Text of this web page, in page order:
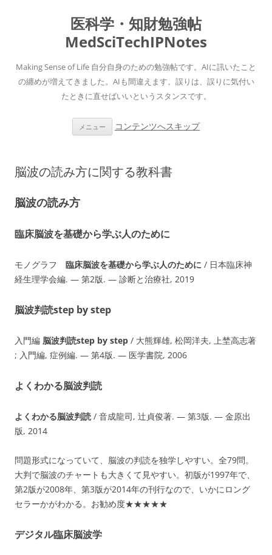
医科学・知財勉強帖
MedSciTechIPNotes
Making Sense of Life 自分自身のための勉強帖です。AIに訊いたこと
の纏めが増えてきました。AIも間違えます。誤りは、誤りに気付い
たときに直せばいいというスタンスです。
メニュー コンテンツへスキップ
脳波の読み方に関する教科書
脳波の読み方
臨床脳波を基礎から学ぶ人のために
モノグラフ 臨床脳波を基礎から学ぶ人のために / 日本臨床神
経生理学会編. — 第2版. — 診断と治療社, 2019
脳波判読step by step
入門編 脳波判読step by step / 大熊輝雄, 松岡洋夫, 上埜高志著
; 入門編, 症例編. — 第4版. — 医学書院, 2006
よくわかる脳波判読
よくわかる脳波判読 / 音成龍司, 辻貞俊著. — 第3版. — 金原出
版, 2014
問題形式になっていて、脳波の判読を独学しやすい。全79問。
大判で脳波のチャートも大きくて見やすい。初版が1997年で、
第2版が2008年、第3版が2014年の刊行なので、いかにロング
セラーかがわかる。お勧め度★★★★★
デジタル臨床脳波学